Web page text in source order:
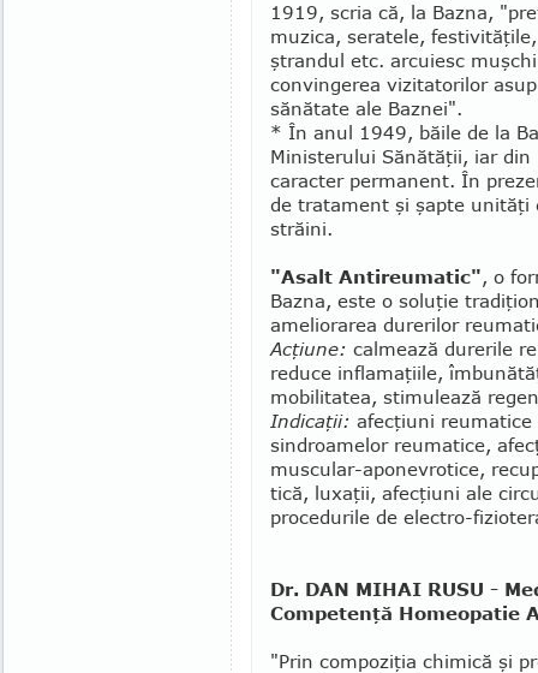
1919, scria că, la Bazna,
mu­zica, sera­tele,
ştrandul etc. arcuiesc
convingerea vizitatorilor
sănătate ale Baz­nei".
* În anul 1949, băile de la
Mi­nis­terului Sănătăţii, iar
caracter perma­nent. În
de tratament şi şapte unităţi
străini.
"Asalt Antireumatic", o
Bazna, este o soluţie
ameliorarea durerilor
Acţiune: calmează durerile
reduce inflamaţiile,
mobilitatea, stimulează
Indicaţii: afecţiuni reumatice
sindroa­me­lor reumatice,
muscular-apone­vro­tice,
tică, luxaţii, afec­ţiuni ale
procedurile de electro-
Dr. DAN MIHAI RUSU -
Competenţă Homeopatie
"Prin compoziţia chimică şi